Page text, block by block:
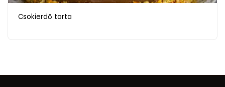
Csokierdő torta